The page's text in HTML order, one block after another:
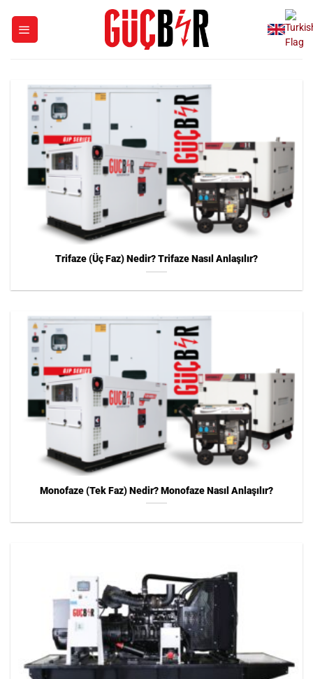
Trifaze (Üç Faz) Nedir? Trifaze Nasıl Anlaşılır?
Monofaze (Tek Faz) Nedir? Monofaze Nasıl Anlaşılır?